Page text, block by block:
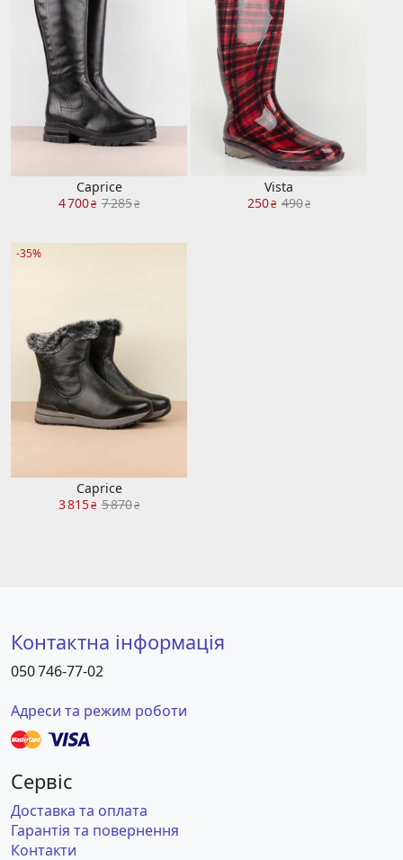
Caprice
4 700₴ 7 285₴
Vista
250₴ 490₴
-35%
Caprice
3 815₴ 5 870₴
Контактна інформація
050 746-77-02
Адреси та режим роботи
Сервіс
Доставка та оплата
Гарантія та повернення
Контакти